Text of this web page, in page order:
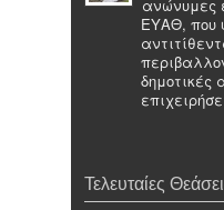
ανώνυμες
ΕΥΑΘ, που
δημοτικές
Τελευταίες